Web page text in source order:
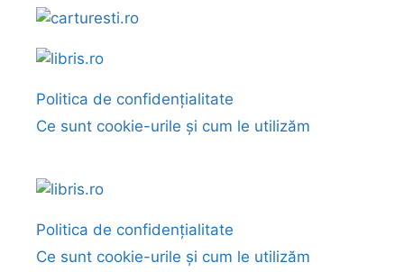
Politica de confidențialitate
Ce sunt cookie-urile și cum le utilizăm
Politica de confidențialitate
Ce sunt cookie-urile și cum le utilizăm